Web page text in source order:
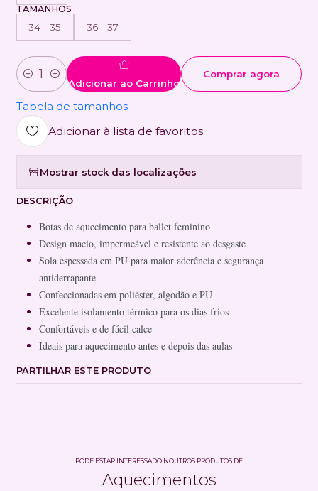
TAMANHOS
34 - 35 36 - 37
QuantidadeAdicionar ao Carrinho
Comprar agora
Tabela de tamanhos
Adicionar à lista de favoritos
Mostrar stock das localizações
DESCRIÇÃO
Botas de aquecimento para ballet feminino
Design macio, impermeável e resistente ao desgaste
Sola espessada em PU para maior aderência e segurança
antiderrapante
Confeccionadas em poliéster, algodão e PU
Excelente isolamento térmico para os dias frios
Confortáveis e de fácil calce
Ideais para aquecimento antes e depois das aulas
PARTILHAR ESTE PRODUTO
PODE ESTAR INTERESSADO NOUTROS PRODUTOS DE
Aquecimentos